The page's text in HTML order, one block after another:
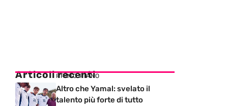
Articoli recenti
PRIMO PIANO
Altro che Yamal: svelato il
talento più forte di tutto